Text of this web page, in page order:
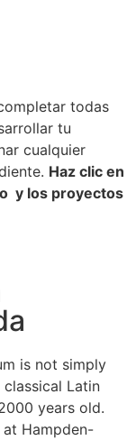
todas
tu
cualquier
Haz clic en
y los proyectos
is not simply
Latin
years old.
Hampden-